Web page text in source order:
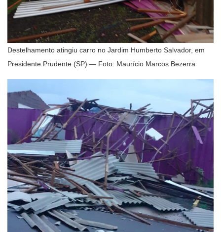
Destelhamento atingiu carro no Jardim Humberto Salvador, em
Presidente Prudente (SP) — Foto: Maurício Marcos Bezerra